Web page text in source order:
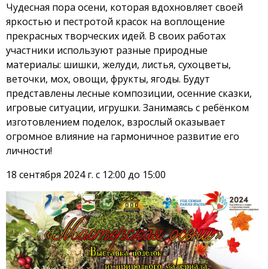
Чудесная пора осени, которая вдохновляет своей
яркостью и пестротой красок на воплощение
прекрасных творческих идей. В своих работах
участники используют разные природные
материалы: шишки, желуди, листья, сухоцветы,
веточки, мох, овощи, фрукты, ягоды. Будут
представлены лесные композиции, осенние сказки,
игровые ситуации, игрушки. Занимаясь с ребёнком
изготовлением поделок, взрослый оказывает
огромное влияние на гармоничное развитие его
личности!
18 сентября 2024 г. с 12:00 до 15:00